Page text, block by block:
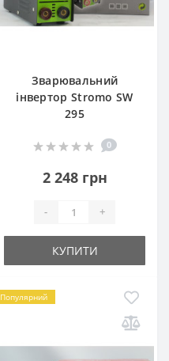
Зварювальний
інвертор Stromo SW
295
0
2 248 грн
- +
КУПИТИ
Популярний